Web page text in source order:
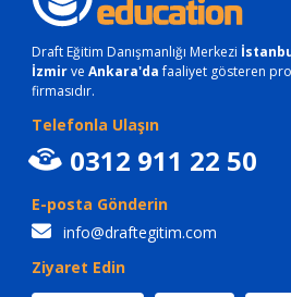
Draft Eğitim Danışmanlığı Merkezi
İzmirve Ankara'dafaaliyet gösteren
firmasıdır.
Telefonla Ulaşın
0312 911 22 50
E-posta Gönderin
info@draftegitim.com
Ziyaret Edin